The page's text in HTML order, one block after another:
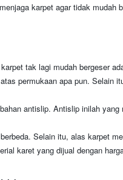
karpet agar tidak mudah
tak lagi mudah bergeser
permukaan apa pun. Selain
antislip. Antislip inilah yang
Selain itu, alas karpet
karet yang dijual dengan